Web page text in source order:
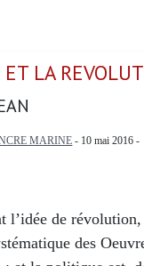
LA
MARINE - 10 mai 2016 -
l’idée de
des